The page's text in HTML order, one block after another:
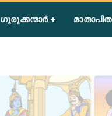
ഗുരുക്കന്മാർ